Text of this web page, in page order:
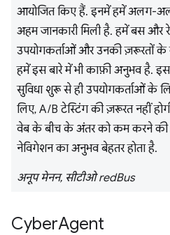
आयोजित किए हैं. इनमें हमें अलग-
अहम जानकारी मिली है. हमें बस और
उपयोगकर्ताओं और उनकी ज़रूरतों के
हमें इस बारे में भी काफ़ी अनुभव है.
सुविधा शुरू से ही उपयोगकर्ताओं के
लिए, A/B टेस्टिंग की ज़रूरत नहीं
वेब के बीच के अंतर को कम करने
नेविगेशन का अनुभव बेहतर होता है.
अनूप मेनन, सीटीओ redBus
CyberAgent